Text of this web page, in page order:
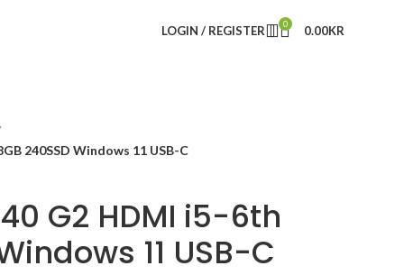
LOGIN / REGISTER 0 0.00KR
240SSD Windows 11 USB-C
G2 HDMI i5-6th
11 USB-C